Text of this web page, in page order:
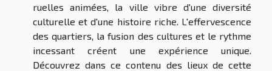
ruelles animées, la ville vibre d'une diversité
culturelle et d'une histoire riche. L'effervescence
des quartiers, la fusion des cultures et le rythme
incessant créent une expérience unique.
Découvrez dans ce contenu des lieux de cette